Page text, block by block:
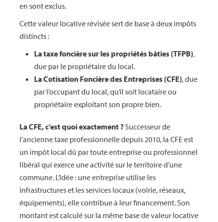
en sont exclus.
Cette valeur locative révisée sert de base à deux impôts
distincts :
La taxe foncière sur les propriétés bâties (TFPB),
due par le propriétaire du local.
La Cotisation Foncière des Entreprises (CFE), due
par l’occupant du local, qu’il soit locataire ou
propriétaire exploitant son propre bien.
La CFE, c’est quoi exactement ? Successeur de
l’ancienne taxe professionnelle depuis 2010, la CFE est
un impôt local dû par toute entreprise ou professionnel
libéral qui exerce une activité sur le territoire d’une
commune. L’idée : une entreprise utilise les
infrastructures et les services locaux (voirie, réseaux,
équipements), elle contribue à leur financement. Son
montant est calculé sur la même base de valeur locative